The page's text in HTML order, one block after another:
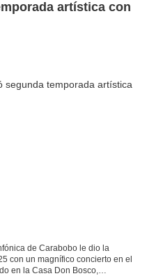
artística con
de Carabobo le dio la
con un magnífico concierto en el
en la Casa Don Bosco,